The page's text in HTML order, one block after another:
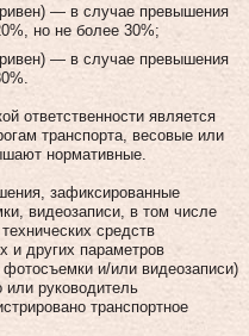
— в случае превышения
но не более 30%;
— в случае превышения
ответственности является
транспорта, весовые или
нормативные.
зафиксированные
видеозаписи, в том числе
средств
и других параметров
и/или видеозаписи)
руководитель
транспортное